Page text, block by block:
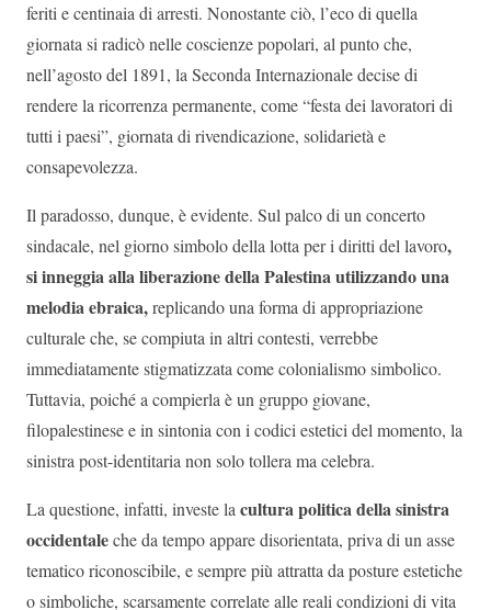
feriti e centinaia di arresti. Nonostante ciò, l’eco di quella
giornata si radicò nelle coscienze popolari, al punto che,
nell’agosto del 1891, la Seconda Internazionale decise di
rendere la ricorrenza permanente, come “festa dei lavoratori di
tutti i paesi”, giornata di rivendicazione, solidarietà e
consapevolezza.
Il paradosso, dunque, è evidente. Sul palco di un concerto
sindacale, nel giorno simbolo della lotta per i diritti del lavoro,
si inneggia alla liberazione della Palestina utilizzando una
melodia ebraica,replicando una forma di appropriazione
culturale che, se compiuta in altri contesti, verrebbe
immediatamente stigmatizzata come colonialismo simbolico.
Tuttavia, poiché a compierla è un gruppo giovane,
filopalestinese e in sintonia con i codici estetici del momento, la
sinistra post-identitaria non solo tollera ma celebra.
La questione, infatti, investe la cultura politica della sinistra
occidentaleche da tempo appare disorientata, priva di un asse
tematico riconoscibile, e sempre più attratta da posture estetiche
o simboliche, scarsamente correlate alle reali condizioni di vita